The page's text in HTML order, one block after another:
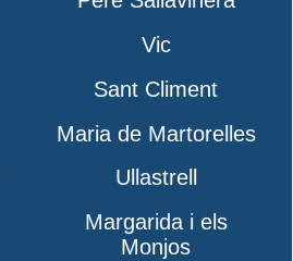
Vic
Sant Climent
Maria de Martorelles
Ullastrell
Margarida i els
Monjos